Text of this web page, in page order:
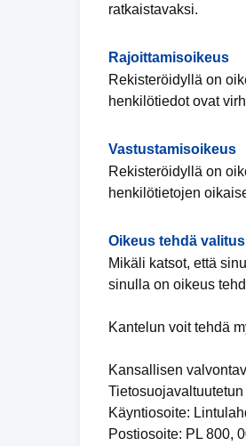
ratkaistavaksi.
Rajoittamisoikeus
Rekisteröidyllä on
henkilötiedot ovat
Vastustamisoikeus
Rekisteröidyllä on
henkilötietojen
Oikeus tehdä
Mikäli katsot, että
sinulla on oikeus
Kantelun voit tehdä
Kansallisen
Käyntiosoite:
Postiosoite: PL 800,